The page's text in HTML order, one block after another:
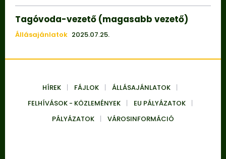
Tagóvoda-vezető (magasabb vezető)
Állásajánlatok 2025.07.25.
HÍREK FÁJLOK
ÁLLÁSAJÁNLATOK
FELHÍVÁSOK - KÖZLEMÉNYEK
EU PÁLYÁZATOK
PÁLYÁZATOK
VÁROSINFORMÁCIÓ